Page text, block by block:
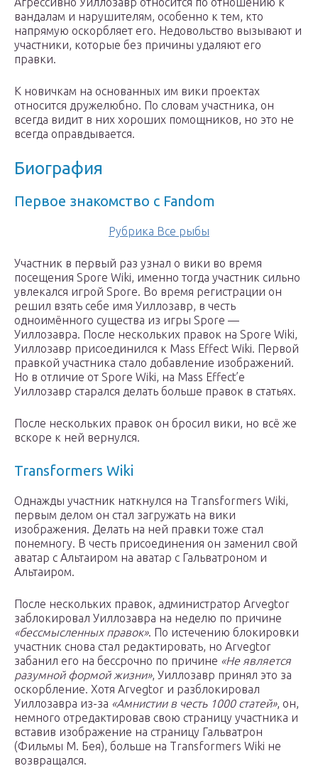
вандалам и нарушителям, особенно к тем, кто
напрямую оскорбляет его. Недовольство вызывают и
участники, которые без причины удаляют его
правки.
К новичкам на основанных им вики проектах
относится дружелюбно. По словам участника, он
всегда видит в них хороших помощников, но это не
всегда оправдывается.
Биография
Первое знакомство с Fandom
Рубрика Все рыбы
Участник в первый раз узнал о вики во время
посещения Spore Wiki, именно тогда участник сильно
увлекался игрой Spore. Во время регистрации он
решил взять себе имя Уиллозавр, в честь
одноимённого существа из игры Spore —
Уиллозавра. После нескольких правок на Spore Wiki,
Уиллозавр присоединился к Mass Effect Wiki. Первой
правкой участника стало добавление изображений.
Но в отличие от Spore Wiki, на Mass Effect’е
Уиллозавр старался делать больше правок в статьях.
После нескольких правок он бросил вики, но всё же
вскоре к ней вернулся.
Transformers Wiki
Однажды участник наткнулся на Transformers Wiki,
первым делом он стал загружать на вики
изображения. Делать на ней правки тоже стал
понемногу. В честь присоединения он заменил свой
аватар с Альтаиром на аватар с Гальватроном и
Альтаиром.
После нескольких правок, администратор Arvegtor
заблокировал Уиллозавра на неделю по причине
«бессмысленных правок». По истечению блокировки
участник снова стал редактировать, но Arvegtor
забанил его на бессрочно по причине «Не является
разумной формой жизни», Уиллозавр принял это за
оскорбление. Хотя Arvegtor и разблокировал
Уиллозавра из-за «Амнистии в честь 1000 статей», он,
немного отредактировав свою страницу участника и
вставив изображение на страницу Гальватрон
(Фильмы М. Бея), больше на Transformers Wiki не
возвращался.